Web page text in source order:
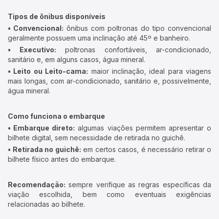
Tipos de ônibus disponíveis
• Convencional: ônibus com poltronas do tipo convencional
geralmente possuem uma inclinação até 45º e banheiro.
• Executivo: poltronas confortáveis, ar-condicionado,
sanitário e, em alguns casos, água mineral.
• Leito ou Leito-cama: maior inclinação, ideal para viagens
mais longas, com ar-condicionado, sanitário e, possivelmente,
água mineral.
Como funciona o embarque
• Embarque direto: algumas viações permitem apresentar o
bilhete digital, sem necessidade de retirada no guichê.
• Retirada no guichê: em certos casos, é necessário retirar o
bilhete físico antes do embarque.
Recomendação: sempre verifique as regras específicas da
viação escolhida, bem como eventuais exigências
relacionadas ao bilhete.